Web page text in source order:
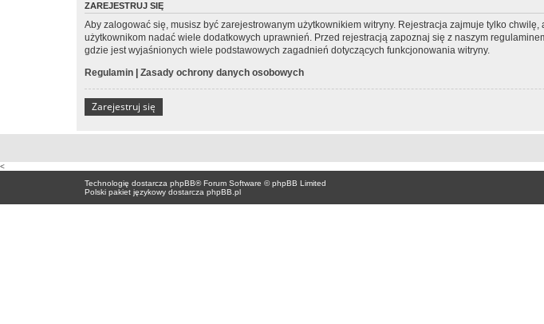
ZAREJESTRUJ SIĘ
Aby zalogować się, musisz być zarejestrowanym użytkownikiem witryny. Rejestracja zajmuje tylko
użytkownikom nadać wiele dodatkowych uprawnień. Przed rejestracją zapoznaj się z naszym
gdzie jest wyjaśnionych wiele podstawowych zagadnień dotyczących funkcjonowania witryny.
Regulamin | Zasady ochrony danych osobowych
Zarejestruj się
<
Technologię dostarcza phpBB® Forum Software © phpBB Limited
Polski pakiet językowy dostarcza phpBB.pl